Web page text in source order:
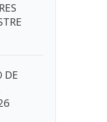
DE